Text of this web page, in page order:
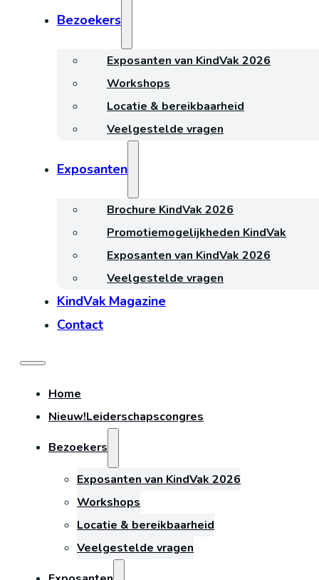
Bezoekers
Exposanten van KindVak 2026
Workshops
Locatie & bereikbaarheid
Veelgestelde vragen
Exposanten
Brochure KindVak 2026
Promotiemogelijkheden KindVak
Exposanten van KindVak 2026
Veelgestelde vragen
KindVak Magazine
Contact
Home
Nieuw!Leiderschapscongres
Bezoekers
Exposanten van KindVak 2026
Workshops
Locatie & bereikbaarheid
Veelgestelde vragen